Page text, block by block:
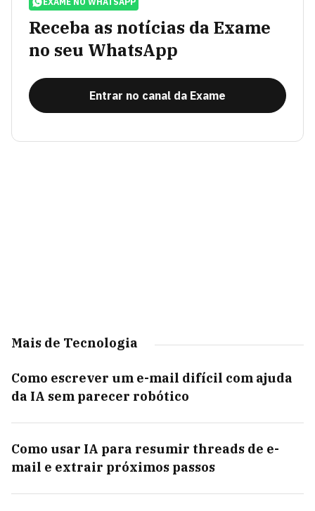
Receba as notícias da Exame
no seu WhatsApp
Entrar no canal da Exame
Mais de Tecnologia
Como escrever um e-mail difícil com ajuda
da IA sem parecer robótico
Como usar IA para resumir threads de e-
mail e extrair próximos passos